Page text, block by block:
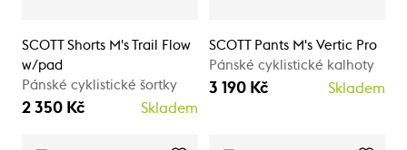
SCOTT Shorts M's Trail Flow
w/pad
Pánské cyklistické šortky
2 350 Kč Skladem
SCOTT Pants M's Vertic Pro
Pánské cyklistické kalhoty
3 190 Kč Skladem